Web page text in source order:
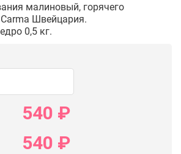
гель
Carma (0,5 кг)
Carma (0,5 кг)
малиновый, горячего
Швейцария.
0,5 кг.
540 ₽
540 ₽